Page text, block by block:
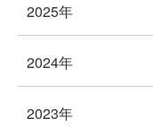
2025年
2024年
2023年